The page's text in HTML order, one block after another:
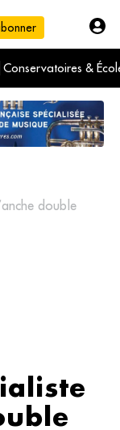
Conservatoires &
double